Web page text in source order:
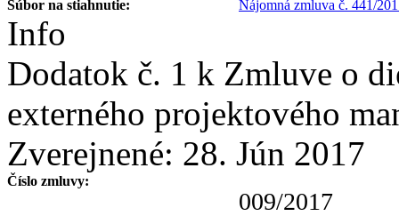
Súbor na stiahnutie:
Nájomná zmluva č. 441/
Info
Dodatok č. 1 k Zmluve o
externého projektového
Zverejnené: 28. Jún 2017
Číslo zmluvy:
009/2017